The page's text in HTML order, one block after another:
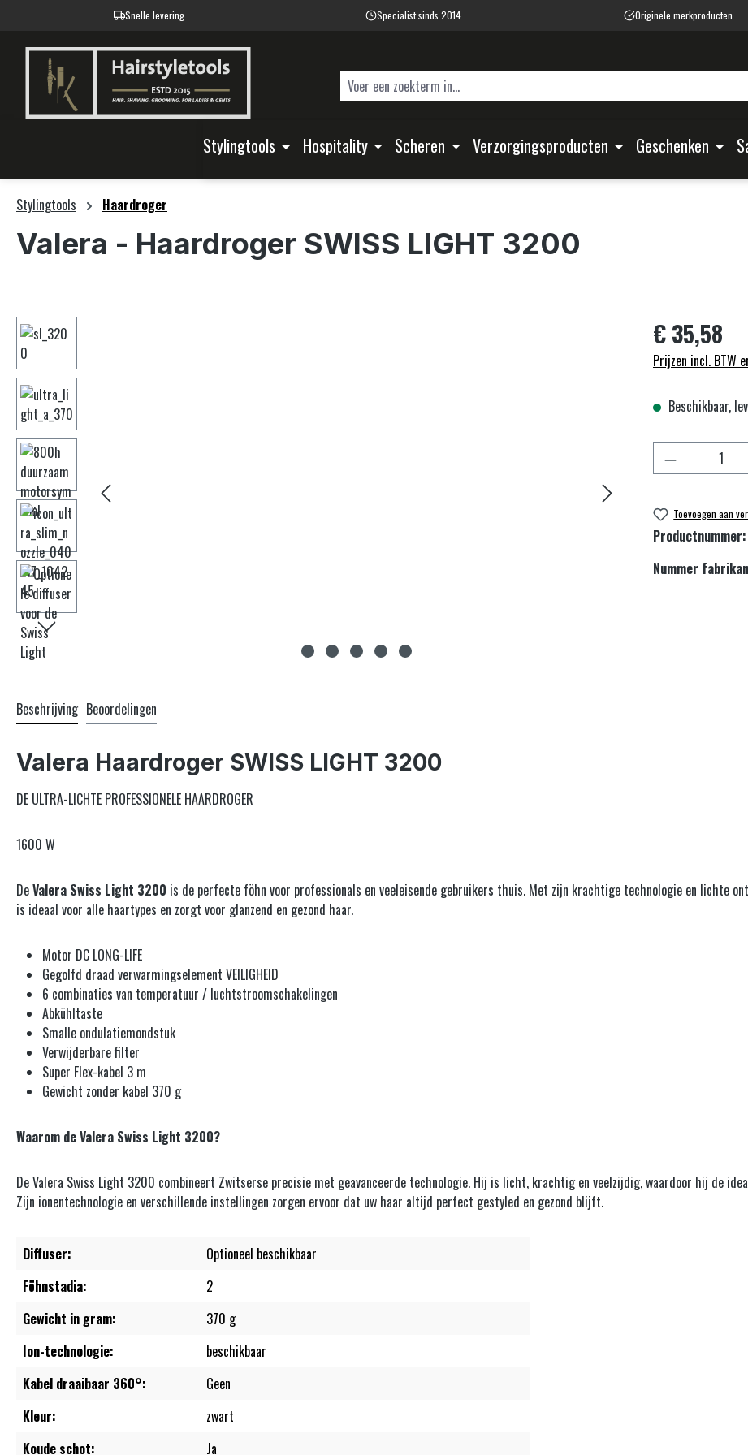
Ga naar de hoofdnavigatie
Snelle levering Specialist sinds 2014 Originele merkproducten
Stylingtools Hospitality Scheren Verzorgingsproducten Geschenken
Stylingtools Haardroger
Valera - Haardroger SWISS LIGHT 3200
Afbeeldingengalerij overslaan € 35,58
Prijzen incl. BTW
Beschikbaar,
Toevoegen aan
Productnummer:
Nummer
Beschrijving Beoordelingen
Valera Haardroger SWISS LIGHT 3200
DE ULTRA-LICHTE PROFESSIONELE HAARDROGER
1600 W
DeValera Swiss Light 3200 is de perfecte föhn voor professionals en veeleisende gebruikers thuis. Met zijn krachtige technologie en lichte
is ideaal voor alle haartypes en zorgt voor glanzend en gezond haar.
Motor DC LONG-LIFE
Gegolfd draad verwarmingselement VEILIGHEID
6 combinaties van temperatuur / luchtstroomschakelingen
Abkühltaste
Smalle ondulatiemondstuk
Verwijderbare filter
Super Flex-kabel 3 m
Gewicht zonder kabel 370 g
Waarom de Valera Swiss Light 3200?
De Valera Swiss Light 3200 combineert Zwitserse precisie met geavanceerde technologie. Hij is licht, krachtig en veelzijdig, waardoor hij de
Zijn ionentechnologie en verschillende instellingen zorgen ervoor dat uw haar altijd perfect gestyled en gezond blijft.
Diffuser:
Optioneel beschikbaar
Föhnstadia:
2
Gewicht in gram:
370 g
Ion-technologie:
beschikbaar
Kabel draaibaar 360°:
Geen
Kleur:
zwart
Koude schot:
Ja